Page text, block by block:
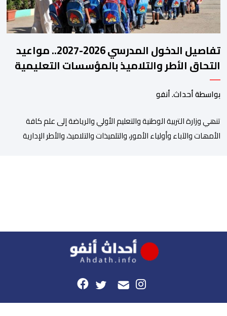
تفاصيل الدخول المدرسي 2026-2027.. مواعيد
التحاق الأطر والتلاميذ بالمؤسسات التعليمية
بواسطة أحداث. أنفو
تنھي وزارة التربیة الوطنیة والتعلیم الأولي والریاضة إلى علم كافة
الأمھات والآباء وأولیاء الأمور، والتلمیذات والتلامیذ، والأطر الإداریة